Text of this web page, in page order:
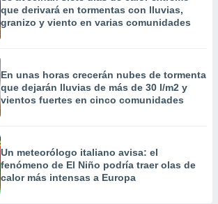
que derivará en tormentas con lluvias,
granizo y viento en varias comunidades
En unas horas crecerán nubes de tormenta
que dejarán lluvias de más de 30 l/m2 y
vientos fuertes en cinco comunidades
Un meteorólogo italiano avisa: el
fenómeno de El Niño podría traer olas de
calor más intensas a Europa